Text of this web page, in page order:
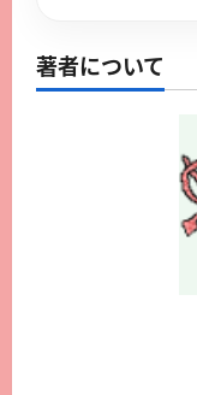
著者について